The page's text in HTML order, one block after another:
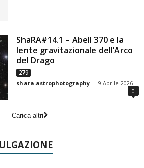
ShaRA#14.1 – Abell 370 e la
lente gravitazionale dell’Arco
del Drago
279
shara.astrophotography - 9 Aprile 2026
0
Carica altri